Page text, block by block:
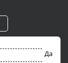
Да